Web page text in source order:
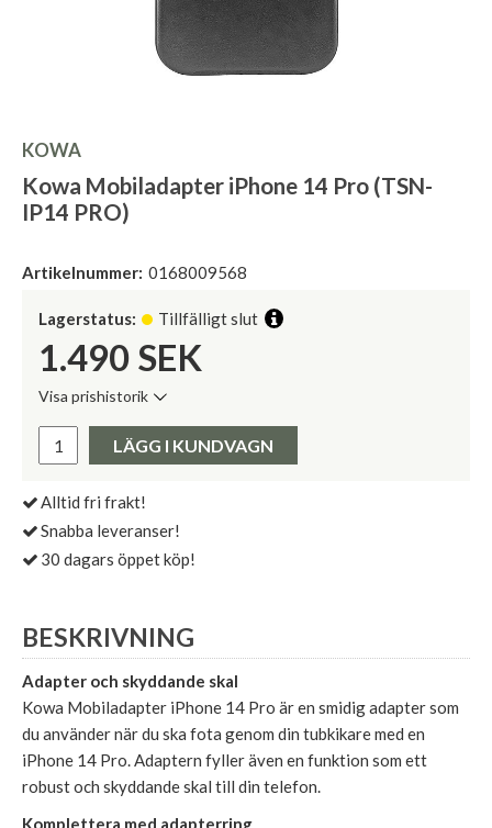
KOWA
Kowa Mobiladapter iPhone 14 Pro (TSN-
IP14 PRO)
Artikelnummer: 0168009568
Lagerstatus: Tillfälligt slut
1.490 SEK
Visa prishistorik
Pris:
LÄGG I KUNDVAGN
Alltid fri frakt!
Snabba leveranser!
30 dagars öppet köp!
BESKRIVNING
Adapter och skyddande skal
Kowa Mobiladapter iPhone 14 Pro är en smidig adapter som
du använder när du ska fota genom din tubkikare med en
iPhone 14 Pro. Adaptern fyller även en funktion som ett
robust och skyddande skal till din telefon.
Komplettera med adapterring